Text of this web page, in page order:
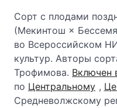
Сорт с плодами
(Мекинтош ×
во Всероссийском
культур. Авторы
Трофимова. Включен
по Центральному ,
Средневолжскому